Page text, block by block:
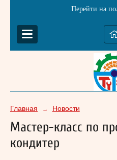
Перейти на
Главная → Новости
Мастер-класс по
кондитер